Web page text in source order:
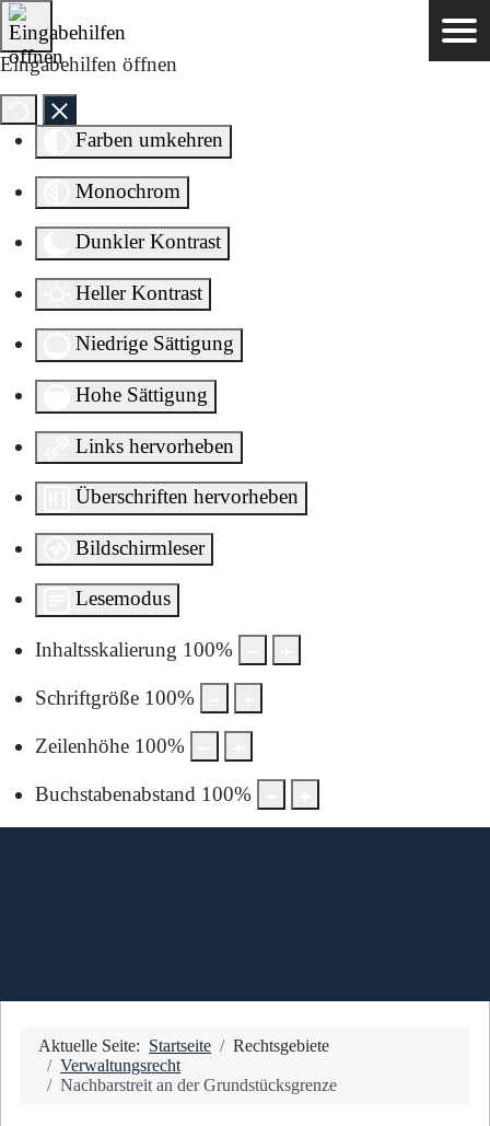
Eingabehilfen öffnen
Farben umkehren
Monochrom
Dunkler Kontrast
Heller Kontrast
Niedrige Sättigung
Hohe Sättigung
Links hervorheben
Überschriften hervorheben
Bildschirmleser
Lesemodus
Inhaltsskalierung 100%
Schriftgröße 100%
Zeilenhöhe 100%
Buchstabenabstand 100%
Direkt zum Inhalt springen
Aktuelle Seite: Startseite
Rechtsgebiete
Verwaltungsrecht
Nachbarstreit an der Grundstücksgrenze